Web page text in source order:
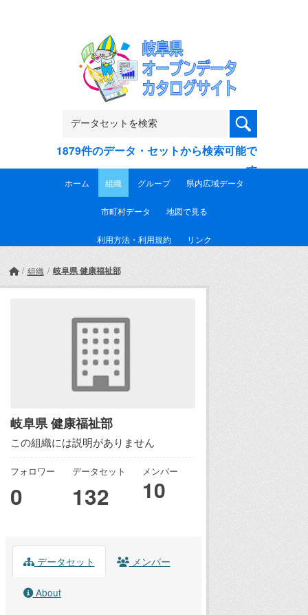
1879件のデータ・セットから検索可能で
す
ホーム 組織 グループ 県内広域データ
市町村データ 地図で見る
利用方法・利用規約 リンク
組織 岐阜県 健康福祉部
岐阜県 健康福祉部
この組織には説明がありません
フォロワー
0
データセット
132
メンバー
10
データセット メンバー
About